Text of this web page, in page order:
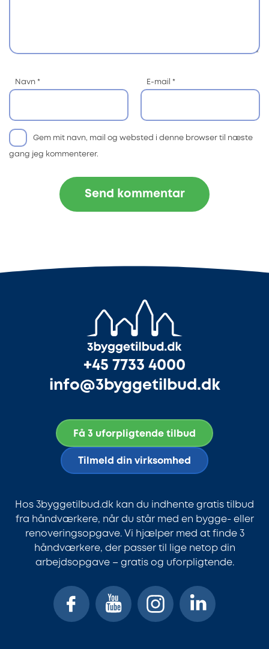
Navn * E-mail *
Gem mit navn, mail og websted i denne browser til næste
gang jeg kommenterer.
+45 7733 4000
info@3byggetilbud.dk
Få 3 uforpligtende tilbud
Tilmeld din virksomhed
Hos 3byggetilbud.dk kan du indhente gratis tilbud
fra håndværkere, når du står med en bygge- eller
renoveringsopgave. Vi hjælper med at finde 3
håndværkere, der passer til lige netop din
arbejdsopgave – gratis og uforpligtende.